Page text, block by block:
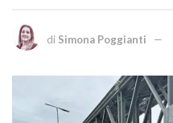
di Simona Poggianti